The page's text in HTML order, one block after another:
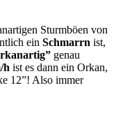
Sturmböen von
ein Schmarrn ist,
genau
h ist es dann ein Orkan,
12”! Also immer